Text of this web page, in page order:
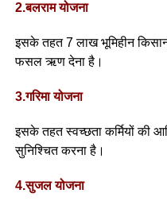
2.बलराम योजना
इसके तहत 7 लाख भूमिहीन
फसल ऋण देना है।
3.गरिमा योजना
इसके तहत स्वच्छता कर्मियों की
सुनिश्चित करना है।
4.सुजल योजना